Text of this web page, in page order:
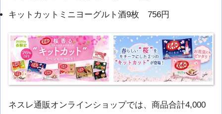
キットカットミニヨーグルト酒9枚 756円
ネスレ通販オンラインショップでは、商品合計4,000